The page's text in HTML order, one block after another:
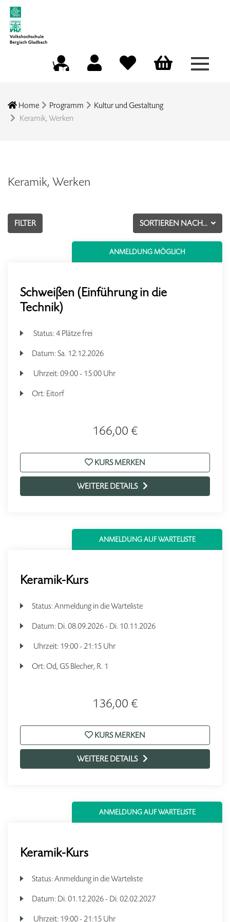
Menü
Home Programm
Kultur und Gestaltung
Keramik, Werken
Keramik, Werken
SORTIEREN NACH...
FILTER
ANMELDUNG MÖGLICH
Schweißen (Einführung in die
Technik)
Status:4 Plätze frei
Datum:Sa. 12.12.2026
Uhrzeit:09:00 - 15:00 Uhr
Ort: Eitorf
166,00 €
KURS MERKEN
WEITERE DETAILS
ANMELDUNG AUF WARTELISTE
Keramik-Kurs
Status:Anmeldung in die Warteliste
Datum: Di. 08.09.2026 - Di. 10.11.2026
Uhrzeit: 19:00 - 21:15 Uhr
Ort:Od, GS Blecher, R. 1
136,00 €
KURS MERKEN
WEITERE DETAILS
ANMELDUNG AUF WARTELISTE
Keramik-Kurs
Status:Anmeldung in die Warteliste
Datum: Di. 01.12.2026 - Di. 02.02.2027
Uhrzeit: 19:00 - 21:15 Uhr